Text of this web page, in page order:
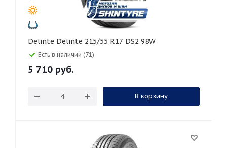
Delinte Delinte 215/55 R17 DS2 98W
Есть в наличии (71)
5 710 руб.
В корзину